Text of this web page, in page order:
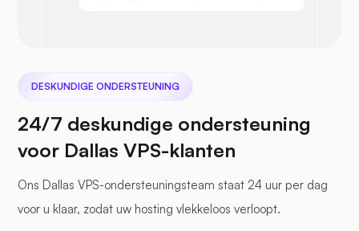
Zeebestand
DESKUNDIGE ONDERSTEUNING
24/7 deskundige ondersteuning
voor Dallas VPS-klanten
Ons Dallas VPS-ondersteuningsteam staat 24 uur per dag
voor u klaar, zodat uw hosting vlekkeloos verloopt.